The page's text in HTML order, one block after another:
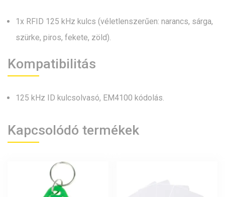
1x RFID 125 kHz kulcs (véletlenszerűen: narancs, sárga,
szürke, piros, fekete, zöld).
Kompatibilitás
125 kHz ID kulcsolvasó, EM4100 kódolás.
Kapcsolódó termékek